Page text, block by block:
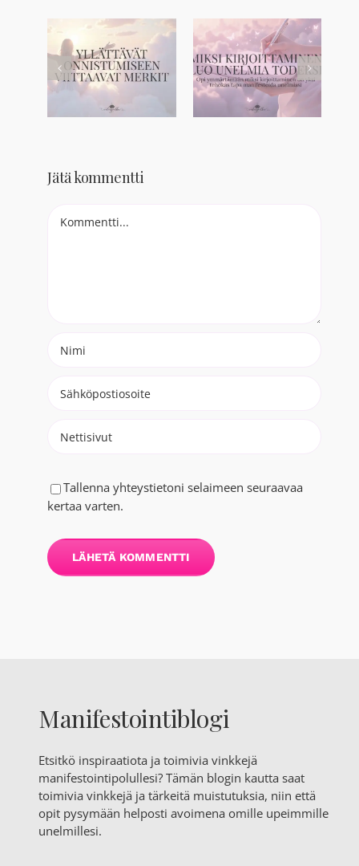
Jätä kommentti
Tallenna yhteystietoni selaimeen seuraavaa
kertaa varten.
Manifestointiblogi
Etsitkö inspiraatiota ja toimivia vinkkejä
manifestointipolullesi? Tämän blogin kautta saat
toimivia vinkkejä ja tärkeitä muistutuksia, niin että
opit pysymään helposti avoimena omille upeimmille
unelmillesi.